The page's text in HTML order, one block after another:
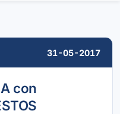
31-05-2017
con